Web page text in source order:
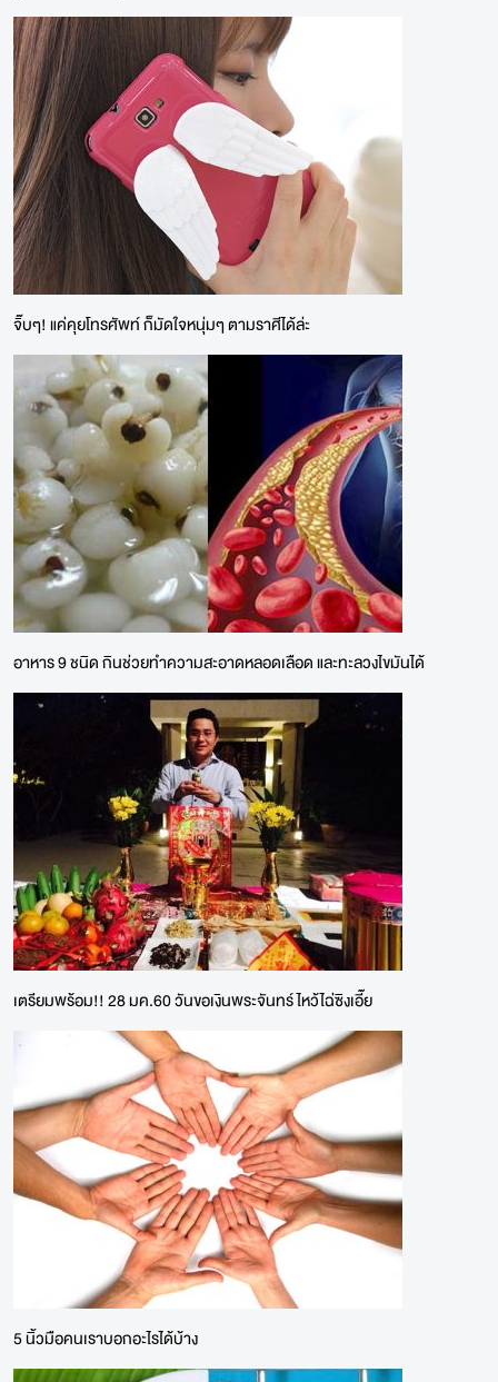
จิ๊บๆ! แค่คุยโทรศัพท์ ก็มัดใจหนุ่มๆ ตามราศีได้ล่ะ
อาหาร 9 ชนิด กินช่วยทำความสะอาดหลอดเลือด และทะลวงไขมันได้
เตรียมพร้อม!! 28 มค.60 วันขอเงินพระจันทร์ ไหว้ไฉ่ซิงเอี๊ย
5 นิ้วมือคนเราบอกอะไรได้บ้าง